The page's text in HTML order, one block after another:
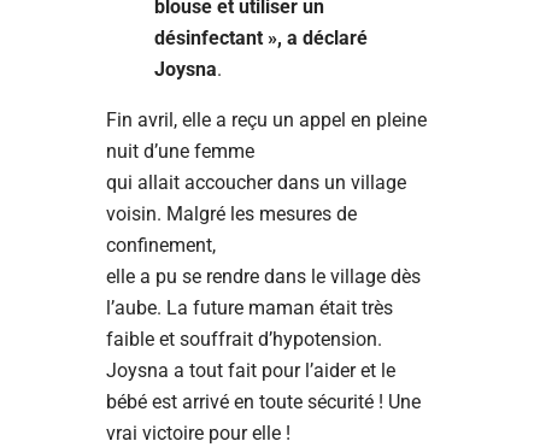
blouse et utiliser un
désinfectant », a déclaré
Joysna.
Fin avril, elle a reçu un appel en pleine
nuit d’une femme
qui allait accoucher dans un village
voisin. Malgré les mesures de
confinement,
elle a pu se rendre dans le village dès
l’aube. La future maman était très
faible et souffrait d’hypotension.
Joysna a tout fait pour l’aider et le
bébé est arrivé en toute sécurité ! Une
vrai victoire pour elle !